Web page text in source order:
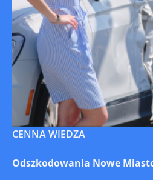
CENNA WIEDZA
Odszkodowania Nowe